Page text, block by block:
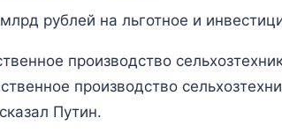
рублей на льготное и
производство
производство
Путин.